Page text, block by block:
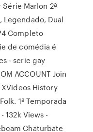
Série Marlon 2ª
Legendado, Dual
Completo
de comédia é
- serie gay
ACCOUNT Join
XVideos History
1ª Temporada
132k Views -
Chaturbate